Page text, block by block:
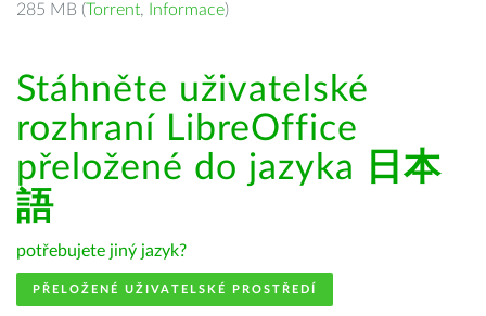
285 MB (Torrent, Informace)
Stáhněte uživatelské
rozhraní LibreOffice
přeložené do jazyka
日本
語
potřebujete jiný jazyk?
PŘELOŽENÉ UŽIVATELSKÉ PROSTŘEDÍ